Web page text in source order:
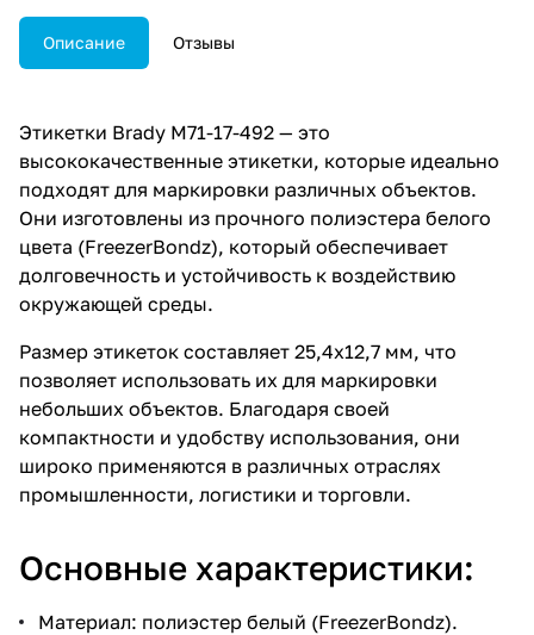
Описание Отзывы
Этикетки Brady M71-17-492 — это
высококачественные этикетки, которые идеально
подходят для маркировки различных объектов.
Они изготовлены из прочного полиэстера белого
цвета (FreezerBondz), который обеспечивает
долговечность и устойчивость к воздействию
окружающей среды.
Размер этикеток составляет 25,4х12,7 мм, что
позволяет использовать их для маркировки
небольших объектов. Благодаря своей
компактности и удобству использования, они
широко применяются в различных отраслях
промышленности, логистики и торговли.
Основные характеристики:
Материал: полиэстер белый (FreezerBondz).